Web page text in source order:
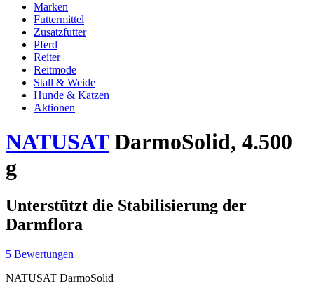
Marken
Futtermittel
Zusatzfutter
Pferd
Reiter
Reitmode
Stall & Weide
Hunde & Katzen
Aktionen
NATUSATDarmoSolid, 4.500
g
Unterstützt die Stabilisierung der
Darmflora
5 Bewertungen
NATUSAT DarmoSolid